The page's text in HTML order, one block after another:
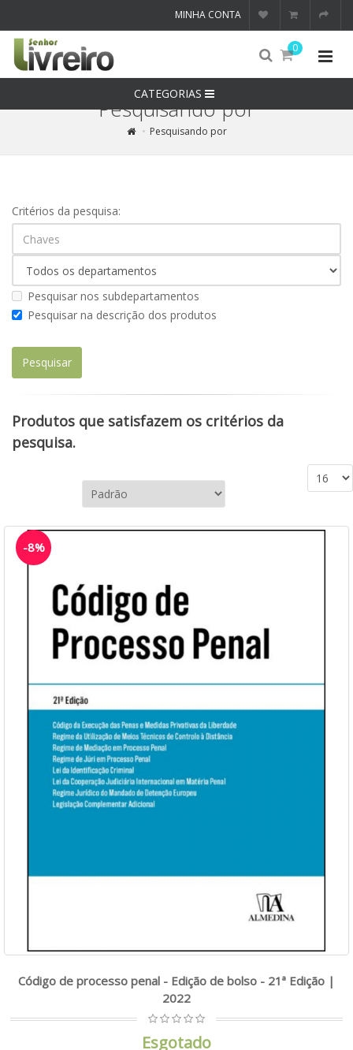
MINHA CONTA
0
CATEGORIAS
Pesquisando por
Pesquisando por
Critérios da pesquisa:
Pesquisar nos subdepartamentos
Pesquisar na descrição dos produtos
Produtos que satisfazem os critérios da
pesquisa.
-8%
Código de processo penal - Edição de bolso - 21ª Edição |
2022
Esgotado